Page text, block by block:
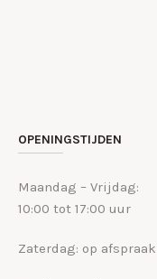
OPENINGSTIJDEN
Maandag – Vrijdag:
10:00 tot 17:00 uur
Zaterdag: op afspraak